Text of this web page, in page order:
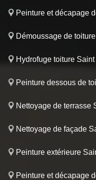
Peinture et décapage
Démoussage de
Hydrofuge toiture
Peinture dessous de
Nettoyage de terrasse
Nettoyage de façade
Peinture extérieure
Peinture et décapage